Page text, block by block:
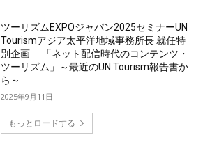
ツーリズムEXPOジャパン2025セミナーUN
Tourismアジア太平洋地域事務所長 就任特
別企画 「ネット配信時代のコンテンツ・
ツーリズム」～最近のUN Tourism報告書か
ら～
2025年9月11日
もっとロードする